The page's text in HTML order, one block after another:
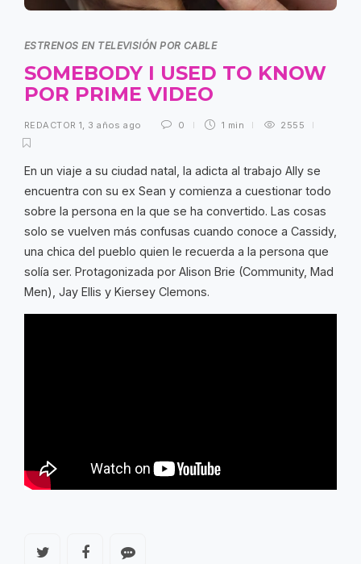
ESTRENOS EN TELEVISIÓN POR CABLE
SOMEBODY I USED TO KNOW
POR PRIME VIDEO
REDACTOR 1, 3 años ago 0 1 min 2555
En un viaje a su ciudad natal, la adicta al trabajo Ally se
encuentra con su ex Sean y comienza a cuestionar todo
sobre la persona en la que se ha convertido. Las cosas
solo se vuelven más confusas cuando conoce a Cassidy,
una chica del pueblo quien le recuerda a la persona que
solía ser. Protagonizada por Alison Brie (Community, Mad
Men), Jay Ellis y Kiersey Clemons.